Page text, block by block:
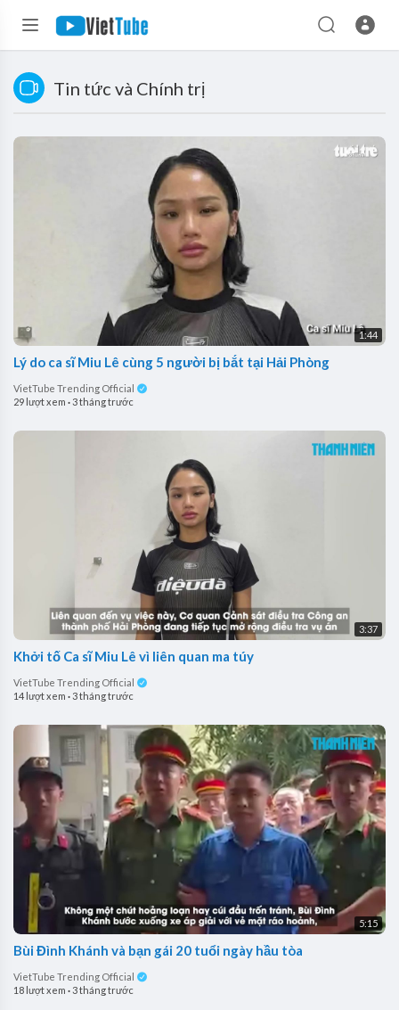
Tin tức và Chính trị
1:44
Lý do ca sĩ Miu Lê cùng 5 người bị bắt tại Hải Phòng
VietTube Trending Official
29 lượt xem ·3 tháng trước
3:37
Khởi tố Ca sĩ Miu Lê vì liên quan ma túy
VietTube Trending Official
14 lượt xem ·3 tháng trước
5:15
Bùi Đình Khánh và bạn gái 20 tuổi ngày hầu tòa
VietTube Trending Official
18 lượt xem ·3 tháng trước